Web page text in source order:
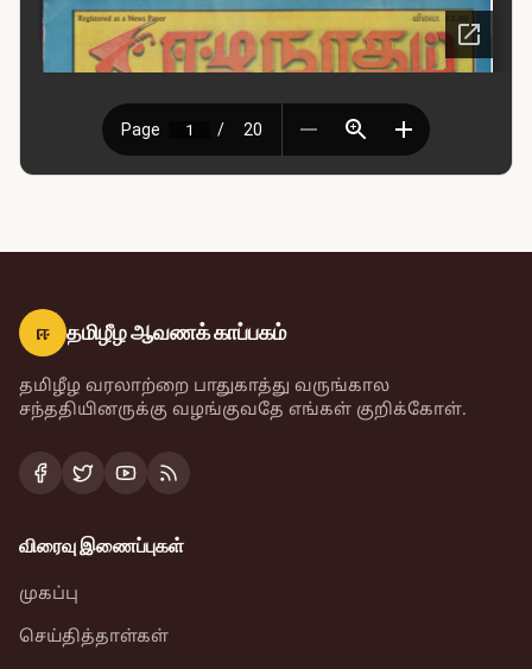
ஈ தமிழீழ ஆவணக் காப்பகம்
தமிழீழ வரலாற்றை பாதுகாத்து வருங்கால
சந்ததியினருக்கு வழங்குவதே எங்கள் குறிக்கோள்.
விரைவு இணைப்புகள்
முகப்பு
செய்தித்தாள்கள்